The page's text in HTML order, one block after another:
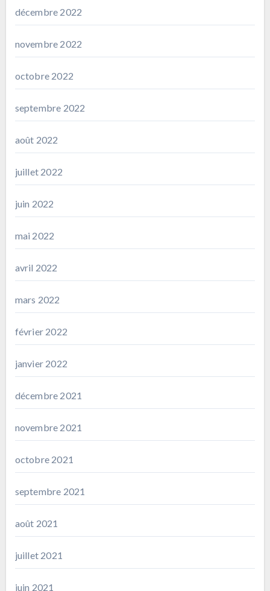
décembre 2022
novembre 2022
octobre 2022
septembre 2022
août 2022
juillet 2022
juin 2022
mai 2022
avril 2022
mars 2022
février 2022
janvier 2022
décembre 2021
novembre 2021
octobre 2021
septembre 2021
août 2021
juillet 2021
juin 2021